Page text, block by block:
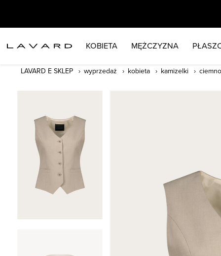
KOBIETA MĘŻCZYZNA
LAVARD E SKLEP wyprzedaż kobieta kamizelki